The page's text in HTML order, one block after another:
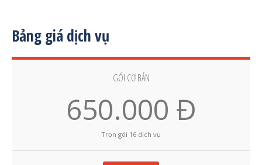
Bảng giá dịch vụ
GÓI CƠ BẢN
650.000 Đ
Trọn gói 16 dịch vụ